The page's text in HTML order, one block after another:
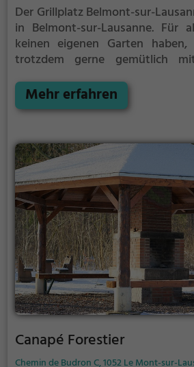
Der Grillplatz Belmont-sur-
in Belmont-sur-Lausanne. Für
keinen eigenen Garten
trotzdem gerne gemütlich
sur-Lausanne die Lösung.
Mehr erfahren
Canapé Forestier
Chemin de Budron C, 1052 Le Mont-sur-